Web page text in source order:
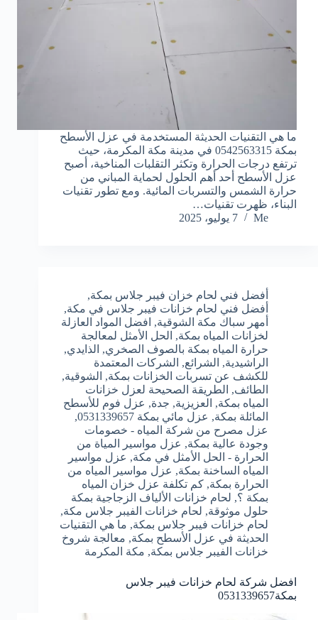
ما هي التقنيات الحديثة المستخدمة في عزل الأسطح
بمكة 0542563315 في مدينة مكة المكرمة، حيث
ترتفع درجات الحرارة وتكثر التقلبات المناخية، أصبح
عزل الأسطح أحد أهم الحلول لحماية المباني من
حرارة الشمس والتسربات المائية. ومع تطور تقنيات
البناء، ظهرت تقنيات…
Me
7 يوليو، 2025
أفضل فني لحام خزان فيبر جلاس بمكة,
أفضل فني لحام خزانات فيبر جلاس في مكة,
أمهر سباك مكة الشوقية, افضل المواد العازلة
لخزانات المياه بمكة, الحل الأمثل لمعالجة
حرارة المياه بمكة بالصوف الصخري, الذايدي,
الراشيدية, الشرائع, الشركات المعتمدة
للكشف عن تسربات الخزانات بمكة, الشوقية,
الطائف, الطريقة الصحيحة لعزل خزانات
المياه بمكة, العزيزية, جدة, عزل فوم للأسطح
المائلة بمكة, عزل مائي بمكة 0531339657
,
عزل مصرح من شركة المياه - خصومات
وجودة عالية بمكة, عزل مواسير المياة من
الحرارة - الحل الأمثل في مكة, عزل مواسير
المياه الساخنة بمكة, عزل مواسير المياه من
الحرارة بمكة, كم تكلفة عزل خزان المياه
بمكة ؟, لحام خزانات الألياف الزجاجية بمكة
حلول موثوقة, لحام خزانات الفيبر جلاس مكة,
لحام خزانات فيبر جلاس بمكة, ما هي التقنيات
الحديثة في عزل الأسطح بمكة, معالجة شروخ
خزانات الفيبر جلاس بمكة, مكة المكرمة
افضل شركة لحام خزانات فيبر جلاس
بمكة0531339657